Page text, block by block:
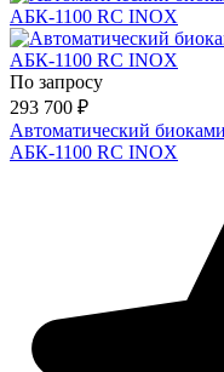
По запросу
293 700 ₽
Автоматический
АБК-1100 RC INOX